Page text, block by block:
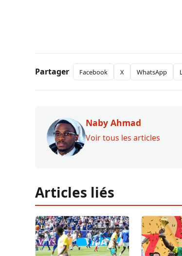
Partager Facebook X WhatsApp
Naby Ahmad
Voir tous les articles
Articles liés